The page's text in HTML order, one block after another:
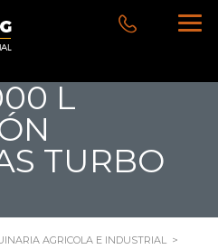
L
TURBO
AGRICOLA E INDUSTRIAL >